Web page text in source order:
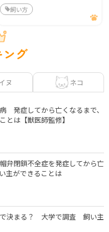
飼い方
ング
ヌ ネコ
発症してから亡くなるまで、
とは【獣医師監修】
弁閉鎖不全症を発症してから亡
主ができることは
決まる？ 大学で調査 飼い主